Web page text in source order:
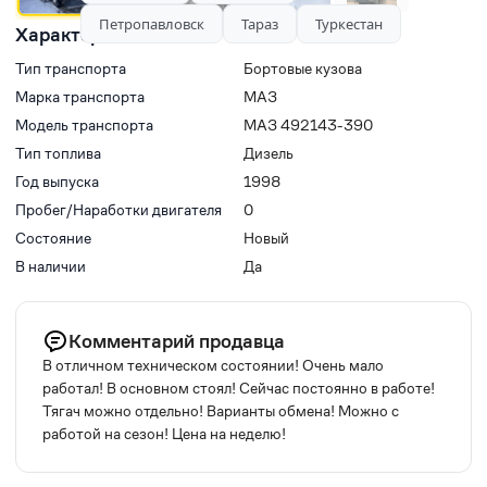
Характеристики
Тип транспорта
Бортовые кузова
Марка транспорта
МАЗ
Модель транспорта
МАЗ 492143-390
Тип топлива
Дизель
Год выпуска
1998
Пробег/Наработки двигателя
0
Состояние
Новый
В наличии
Да
Комментарий продавца
В отличном техническом состоянии! Очень мало
работал! В основном стоял! Сейчас постоянно в работе!
Тягач можно отдельно! Варианты обмена! Можно с
работой на сезон! Цена на неделю!
Петропавловск Тараз Туркестан